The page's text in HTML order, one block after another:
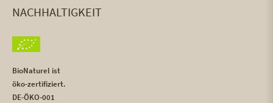
NACHHALTIGKEIT
BioNaturel ist
öko-zertifiziert.
DE-ÖKO-001